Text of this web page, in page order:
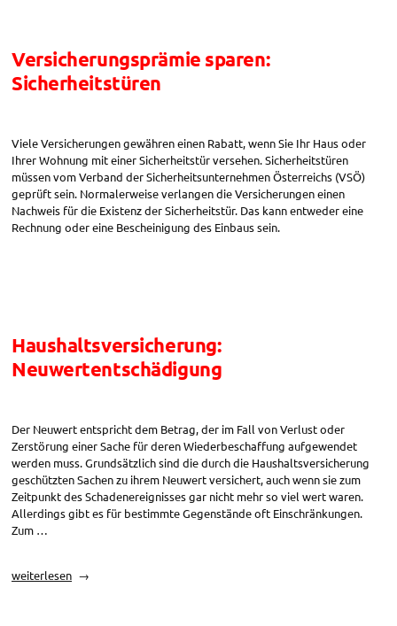
Versicherungsprämie sparen:
Sicherheitstüren
Viele Versicherungen gewähren einen Rabatt, wenn Sie Ihr Haus oder
Ihrer Wohnung mit einer Sicherheitstür versehen. Sicherheitstüren
müssen vom Verband der Sicherheitsunternehmen Österreichs (VSÖ)
geprüft sein. Normalerweise verlangen die Versicherungen einen
Nachweis für die Existenz der Sicherheitstür. Das kann entweder eine
Rechnung oder eine Bescheinigung des Einbaus sein.
Haushaltsversicherung:
Neuwertentschädigung
Der Neuwert entspricht dem Betrag, der im Fall von Verlust oder
Zerstörung einer Sache für deren Wiederbeschaffung aufgewendet
werden muss. Grundsätzlich sind die durch die Haushaltsversicherung
geschützten Sachen zu ihrem Neuwert versichert, auch wenn sie zum
Zeitpunkt des Schadenereignisses gar nicht mehr so viel wert waren.
Allerdings gibt es für bestimmte Gegenstände oft Einschränkungen.
Zum …
„Haushaltsversicherung:
weiterlesen